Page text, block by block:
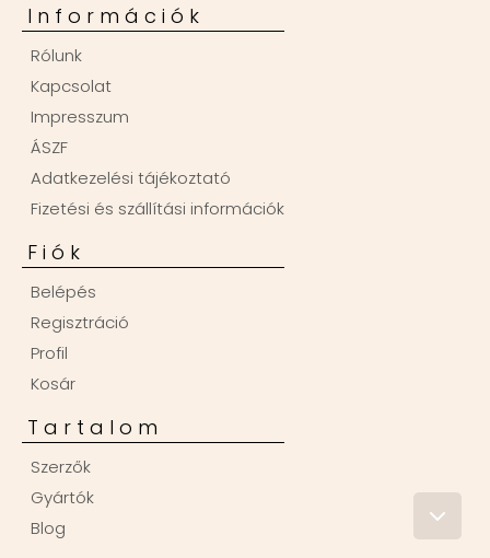
Információk
Rólunk
Kapcsolat
Impresszum
ÁSZF
Adatkezelési tájékoztató
Fizetési és szállítási információk
Fiók
Belépés
Regisztráció
Profil
Kosár
Tartalom
Szerzők
Gyártók
Blog